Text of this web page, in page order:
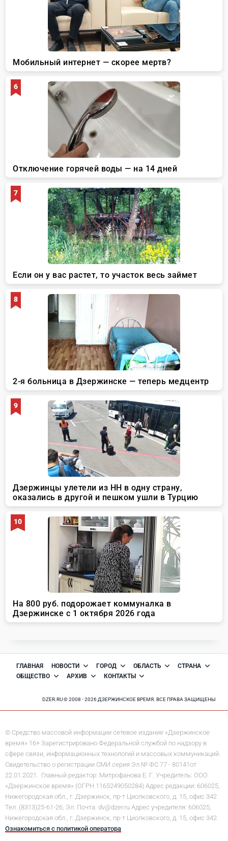
ГЛАВНАЯ НОВОСТИ ГОРОД ОБЛАСТЬ
СТРАНА
ОБЩЕСТВО
АРХИВ КОНТАКТЫ
DZER.RU © 2008 - 2026 ДЗЕРЖИНСКОЕ ВРЕМЯ. ВСЕ ПРАВА ЗАЩИЩЕНЫ
© Средство массовой информации сетевое издание «Дзержинское
время» 16+ Зарегистрировано Федеральной службой по надзору в
сфере связи, информационных технологий и массовых коммуникаций.
Свидетельство о регистрации СМИ серия Эл № ФС 77 - 80141от
22.01.2021. Главный редактор: Митрофанова Е. Г. Учредитель: ООО
«Дзержинское время» (ОГРН 1165249050284) Адрес редакции: 606025,
Нижегородская обл., г. Дзержинск, пр-т Циолковского, д. 15, офис 342
Тел. (8313)25-61-26, Эл. Почта: dv@dzer.ru Адрес учредителя: 606025,
Нижегородская обл., г. Дзержинск, пр-т Циолковского, д. 15, офис 342.
Ознакомиться с политикой оператора